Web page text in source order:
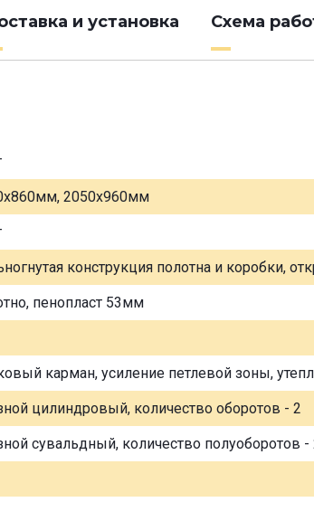
и установка Схема
2050х960мм
конструкция полотна и коробки,
пенопласт 53мм
карман, усиление петлевой зоны,
цилиндровый, количество оборотов - 2
сувальдный, количество полуоборотов -